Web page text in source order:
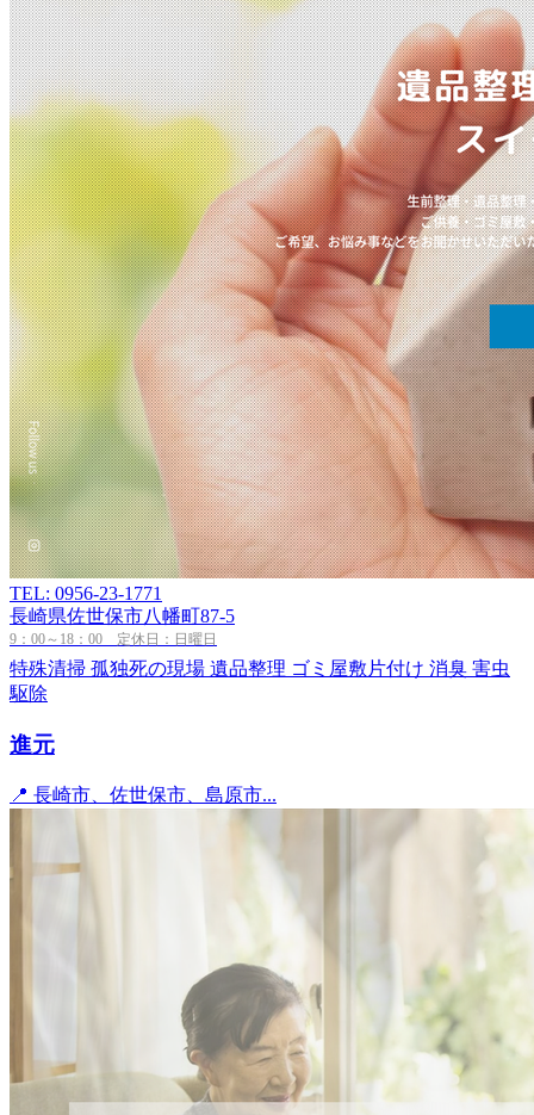
TEL: 0956-23-1771
長崎県佐世保市八幡町87-5
9：00～18：00 定休日：日曜日
特殊清掃 孤独死の現場 遺品整理 ゴミ屋敷片付け 消臭 害虫
駆除
進元
📍 長崎市、佐世保市、島原市...